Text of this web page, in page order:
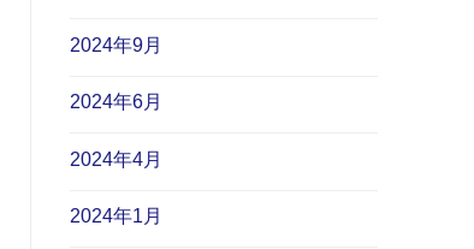
2024年9月
2024年6月
2024年4月
2024年1月